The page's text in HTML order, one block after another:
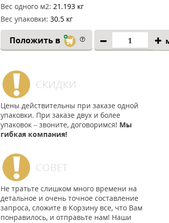
Вес одного м2: 21.193 кг
Вес упаковки: 30.5 кг
Положить в
СКИДКИ
Цены действительны при заказе одной
упаковки. При заказе двух и более
упаковок – звоните, договоримся! Мы
гибкая компания!
СОВЕТ
Не тратьте слишком много времени на
детальное и очень точное составление
запроса, сложите в Корзину все, что Вам
понравилось, и отправьте нам! Наши